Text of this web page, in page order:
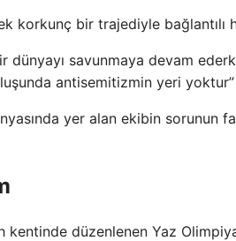
korkunç bir trajediyle
dünyayı savunmaya devam
antisemitizmin yeri
yer alan ekibin sorunun
kentinde düzenlenen Yaz